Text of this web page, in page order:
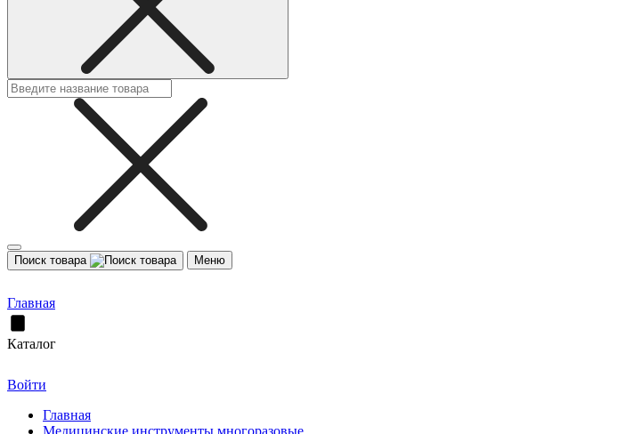
Поиск товара Меню
Главная
Каталог
Войти
Главная
Медицинские инструменты многоразовые